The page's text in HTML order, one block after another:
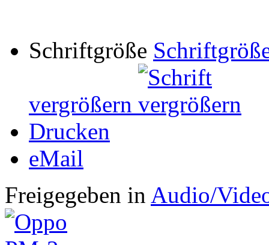
Schriftgröße
vergrößern
Drucken
eMail
Freigegeben in Audio/